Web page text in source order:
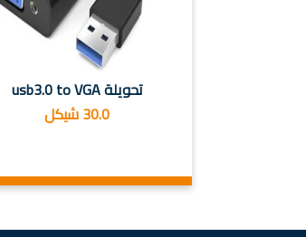
تحويلة usb3.0 to VGA
30.0 شيكل